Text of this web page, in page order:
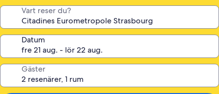
Vart reser du?
Datum
Gäster